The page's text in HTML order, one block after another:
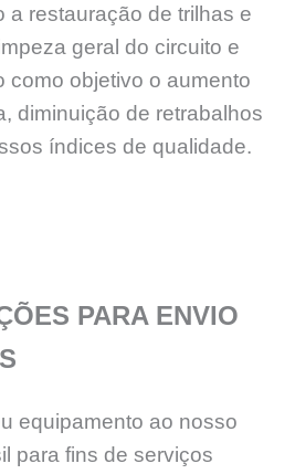
a restauração de trilhas e
geral do circuito e
como objetivo o aumento
diminuição de retrabalhos
índices de qualidade.
PARA ENVIO
equipamento ao nosso
para fins de serviços